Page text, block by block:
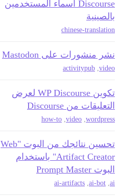
Discourse أسماء المستخدمين
بالصينية
chinese-translation
نشر منشورات على Mastodon
video
,
activitypub
تكوين WP Discourse لعرض
التعليقات من Discourse
wordpress
,
video
,
how-to
تحسين نتائجك من البوت "Web
Artifact Creator" باستخدام
البوت Prompt Master
ai
,
ai-bot
,
ai-artifacts